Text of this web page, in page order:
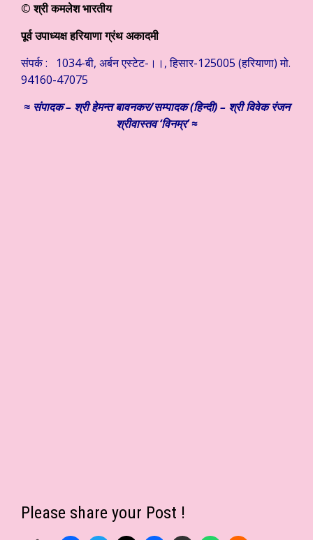
© श्री कमलेश भारतीय
पूर्व उपाध्यक्ष हरियाणा ग्रंथ अकादमी
संपर्क : 1034-बी, अर्बन एस्टेट-।।, हिसार-125005 (हरियाणा) मो.
94160-47075
≈ संपादक – श्री हेमन्त बावनकर/सम्पादक (हिन्दी) – श्री विवेक रंजन
श्रीवास्तव ‘विनम्र’ ≈
Please share your Post !